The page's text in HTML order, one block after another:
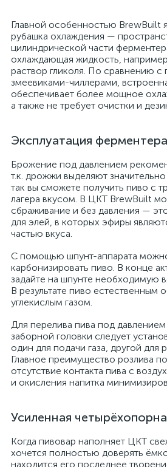
Главной особенностью BrewBuilt
рубашка охлаждения —
цилиндрической части
охлаждающая жидкость,
раствор гликоля. По сравнению с
змеевиками-чиллерами,
обеспечивает более мощное
а также не требует очистки и
Эксплуатация
Брожение под давлением
т.к. дрожжи выделяют
так вы сможете получить пиво с
лагера вкусом. В ЦКТ BrewBuilt
сбраживание и без давления —
для элей, в которых эфиры
частью вкуса.
С помощью шпунт-аппарата
карбонизировать пиво. В конце
задайте на шпунте необходимую
В результате пиво естественным
углекислым газом.
Для перелива пива под
заборной головки следует
один для подачи газа, другой для
Главное преимущество розлива
отсутствие контакта пива с
и окисления напитка
Усиленная
Когда пивовар наполняет ЦКТ
хочется полностью доверять
находится его последнее